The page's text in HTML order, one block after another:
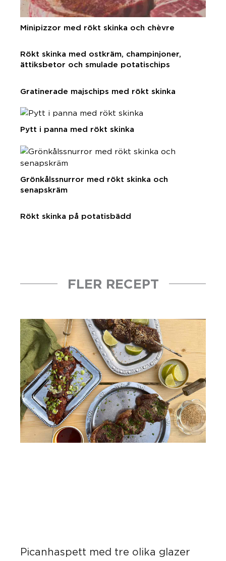
Minipizzor med rökt skinka och chèvre
Rökt skinka med ostkräm, champinjoner,
ättiksbetor och smulade potatischips
Gratinerade majschips med rökt skinka
Pytt i panna med rökt skinka
Grönkålssnurror med rökt skinka och
senapskräm
Rökt skinka på potatisbädd
FLER RECEPT
Picanhaspett med tre olika glazer